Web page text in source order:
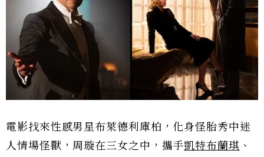
電影找來性感男星布萊德利庫柏，化身怪胎秀中迷
人情場怪獸，周璇在三女之中，攜手凱特布蘭琪 、